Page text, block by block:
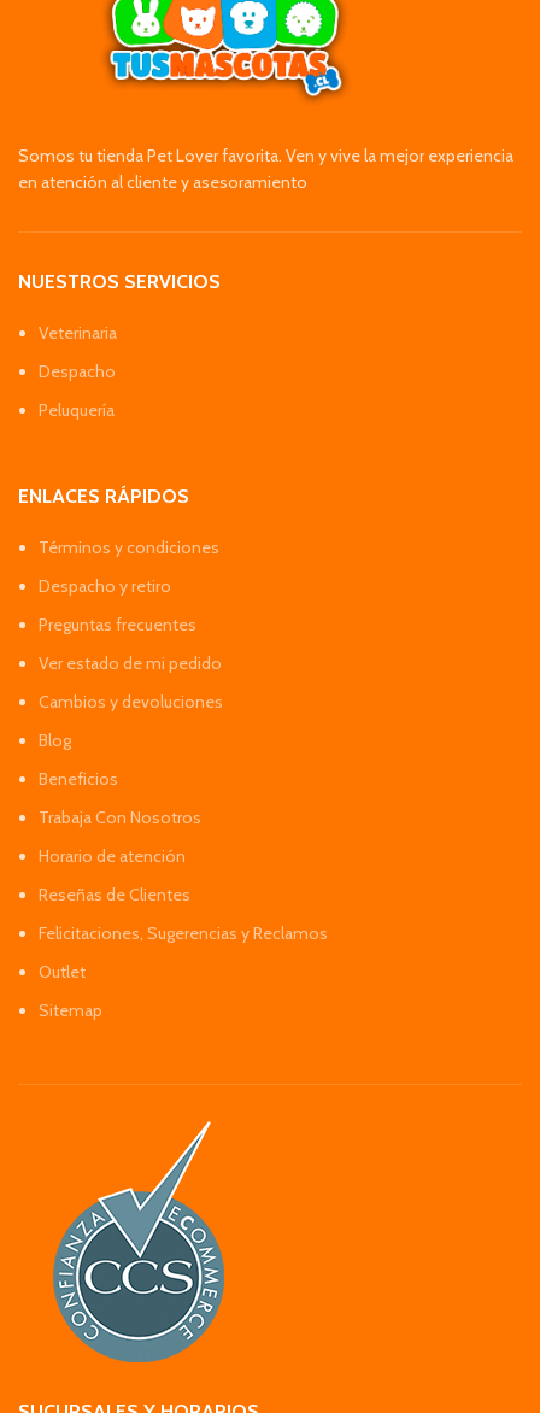
Somos tu tienda Pet Lover favorita. Ven y vive la mejor experiencia
en atención al cliente y asesoramiento
NUESTROS SERVICIOS
Veterinaria
Despacho
Peluquería
ENLACES RÁPIDOS
Términos y condiciones
Despacho y retiro
Preguntas frecuentes
Ver estado de mi pedido
Cambios y devoluciones
Blog
Beneficios
Trabaja Con Nosotros
Horario de atención
Reseñas de Clientes
Felicitaciones, Sugerencias y Reclamos
Outlet
Sitemap